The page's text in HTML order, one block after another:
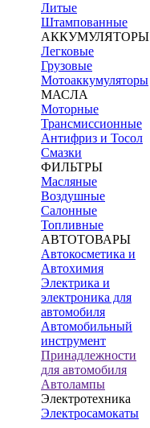
Литые
Штампованные
АККУМУЛЯТОРЫ
Легковые
Грузовые
Мотоаккумуляторы
МАСЛА
Моторные
Трансмиссионные
Антифриз и Тосол
Смазки
ФИЛЬТРЫ
Масляные
Воздушные
Салонные
Топливные
АВТОТОВАРЫ
Автокосметика и
Автохимия
Электрика и
электроника для
автомобиля
Автомобильный
инструмент
Принадлежности
для автомобиля
Автолампы
Электротехника
Электросамокаты